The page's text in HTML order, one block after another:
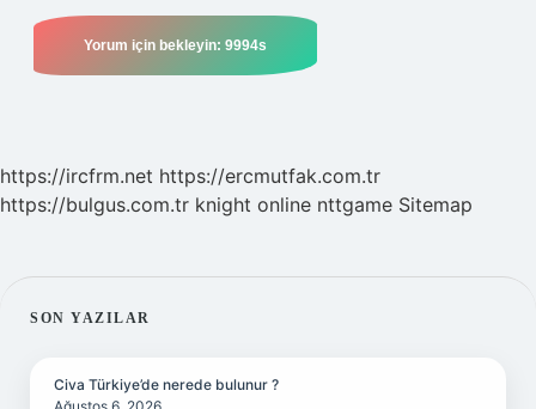
https://ircfrm.net https://ercmutfak.com.tr
https://bulgus.com.tr knight online nttgame Sitemap
SIDEBAR
SON YAZILAR
Civa Türkiye’de nerede bulunur ?